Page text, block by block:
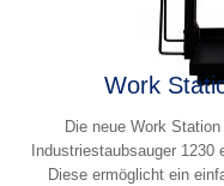
Work
Die neue Work
Industriestaubsauger
Diese ermöglicht ein